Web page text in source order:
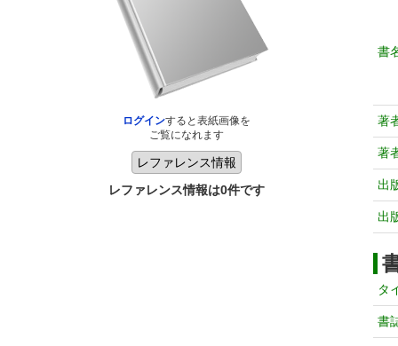
ログインすると表紙画像を
ご覧になれます
レファレンス情報は0件です
書
著
著
出
出
タ
書